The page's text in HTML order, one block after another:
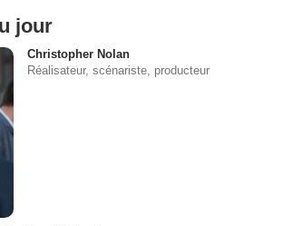
jour
Christopher Nolan
Réalisateur, scénariste, producteur